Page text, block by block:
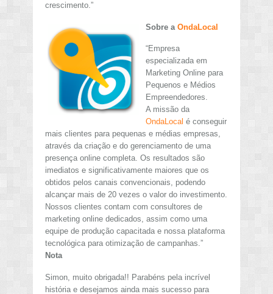
crescimento.”
Sobre a OndaLocal
“Empresa
especializada em
Marketing Online para
Pequenos e Médios
Empreendedores.
A missão da
OndaLocal é conseguir
mais clientes para pequenas e médias empresas,
através da criação e do gerenciamento de uma
presença online completa. Os resultados são
imediatos e significativamente maiores que os
obtidos pelos canais convencionais, podendo
alcançar mais de 20 vezes o valor do investimento.
Nossos clientes contam com consultores de
marketing online dedicados, assim como uma
equipe de produção capacitada e nossa plataforma
tecnológica para otimização de campanhas.”
Nota
Simon, muito obrigada!! Parabéns pela incrível
história e desejamos ainda mais sucesso para